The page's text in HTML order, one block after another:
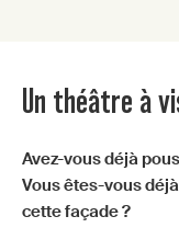
Un théâtre à
Avez-vous déjà
Vous êtes-vous
cette façade ?